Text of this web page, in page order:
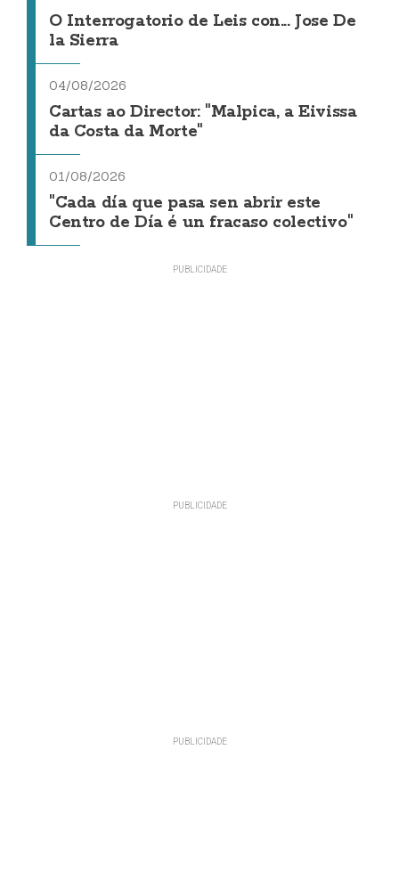
O Interrogatorio de Leis con... Jose De
la Sierra
04/08/2026
Cartas ao Director: "Malpica, a Eivissa
da Costa da Morte"
01/08/2026
"Cada día que pasa sen abrir este
Centro de Día é un fracaso colectivo"